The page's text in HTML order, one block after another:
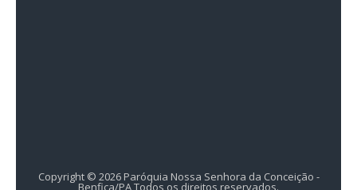
Copyright © 2026 Paróquia Nossa Senhora da Conceição -
Benfica/PATodos os direitos reservados.